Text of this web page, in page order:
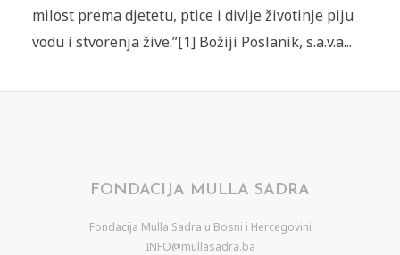
milost prema djetetu, ptice i divlje životinje piju
vodu i stvorenja žive.”[1] Božiji Poslanik, s.a.v.a...
FONDACIJA MULLA SADRA
Fondacija Mulla Sadra u Bosni i Hercegovini
INFO@mullasadra.ba